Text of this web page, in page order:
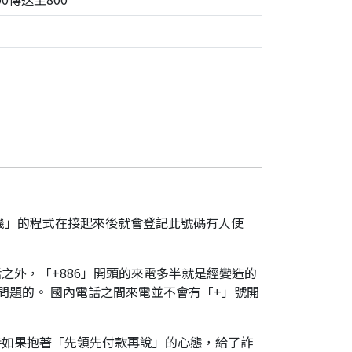
的程式在接起來後就會登記此號碼有人使
外，「+886」開頭的來電多半就是經變造的
的。 國內電話之間來電並不會有「+」號開
果抱著「先領先付款再說」的心態，給了詐